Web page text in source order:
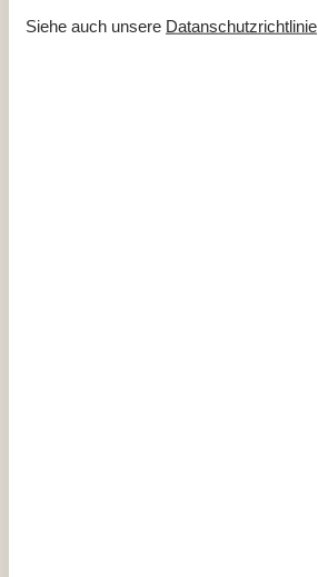
Geschirrspüler
Ja
Siehe auch unsere Datanschutzrichtlinie